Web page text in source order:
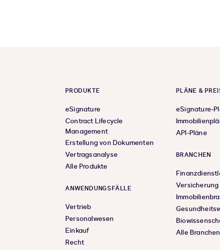
PRODUKTE
eSignature
Contract Lifecycle
Management
Erstellung von Dokumenten
Vertragsanalyse
Alle Produkte
ANWENDUNGSFÄLLE
Vertrieb
Personalwesen
Einkauf
Recht
PLÄNE &
eSignature-
API-Pläne
BRANCHEN
Versicherung
Alle Branchen